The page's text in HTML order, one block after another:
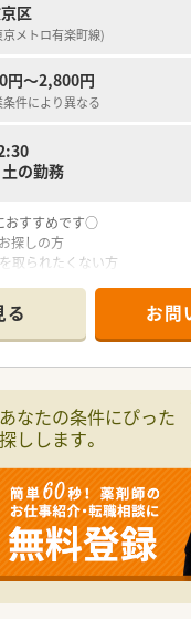
区
メトロ有楽町線)
円～2,800円
件により異なる
土の勤務
おすすめです○
探しの方
取られたくない方
る お問
なたの条件にぴった
しします。